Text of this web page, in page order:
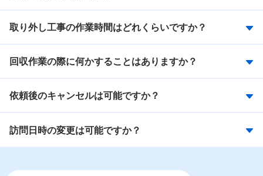
取り外し工事の作業時間はどれくらいですか？
回収作業の際に何かすることはありますか？
依頼後のキャンセルは可能ですか？
訪問日時の変更は可能ですか？